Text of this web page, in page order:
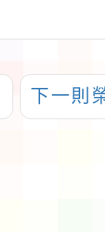
下一則